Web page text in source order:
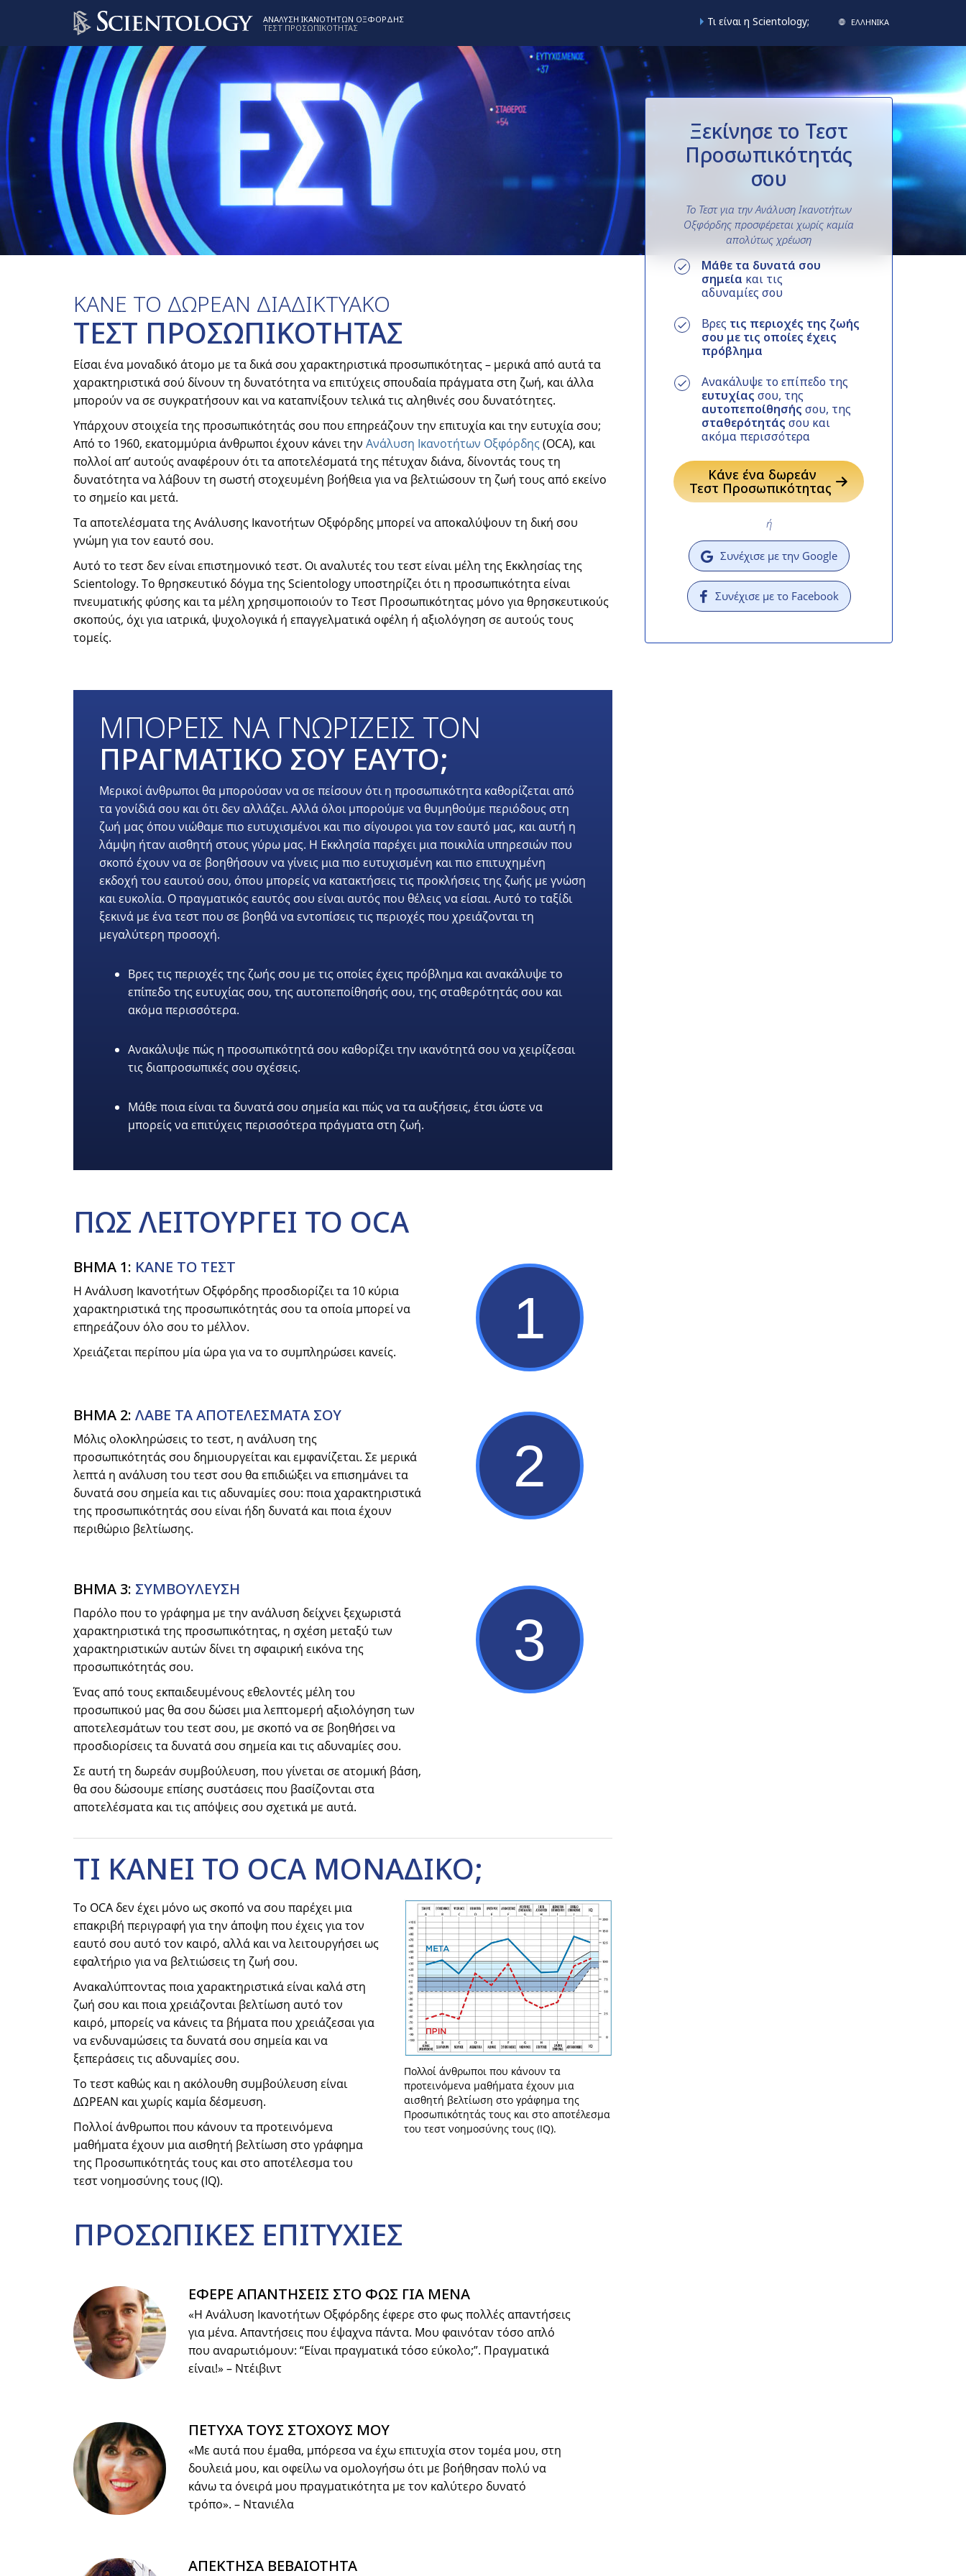
ΑΝΑΛΥΣΗ ΙΚΑΝΟΤΗΤΩΝ ΟΞΦΟΡΔΗΣ
ΤΕΣΤ ΠΡΟΣΩΠΙΚΟΤΗΤΑΣ
Τι είναι η Scientology; ΕΛΛΗΝΙΚA
Ξεκίνησε το Τεστ
Προσωπικότητάς
σου
Το Τεστ για την Ανάλυση Ικανοτήτων
Οξφόρδης προσφέρεται χωρίς καμία
απολύτως χρέωση
Μάθε τα δυνατά σου
σημεία και τις
αδυναμίες σου
Βρες τις περιοχές της ζωής
σου με τις οποίες έχεις
πρόβλημα
Ανακάλυψε το επίπεδο της
ευτυχίας σου, της
αυτοπεποίθησής σου, της
σταθερότητάς σου και
ακόμα περισσότερα
Κάνε ένα δωρεάν
Τεστ Προσωπικότητας
ή
Συνέχισε με την Google
Συνέχισε με το Facebook
ΚΑΝΕ ΤΟ ΔΩΡΕΑΝ ΔΙΑΔΙΚΤΥΑΚΟ
ΤΕΣΤ ΠΡΟΣΩΠΙΚΟΤΗΤΑΣ
Είσαι ένα μοναδικό άτομο με τα δικά σου χαρακτηριστικά προσωπικότητας – μερικά από αυτά τα
χαρακτηριστικά σού δίνουν τη δυνατότητα να επιτύχεις σπουδαία πράγματα στη ζωή, και άλλα
μπορούν να σε συγκρατήσουν και να καταπνίξουν τελικά τις αληθινές σου δυνατότητες.
Υπάρχουν στοιχεία της προσωπικότητάς σου που επηρεάζουν την επιτυχία και την ευτυχία σου;
Από το 1960, εκατομμύρια άνθρωποι έχουν κάνει την Ανάλυση Ικανοτήτων Οξφόρδης (OCA), και
πολλοί απ’ αυτούς αναφέρουν ότι τα αποτελέσματά της πέτυχαν διάνα, δίνοντάς τους τη
δυνατότητα να λάβουν τη σωστή στοχευμένη βοήθεια για να βελτιώσουν τη ζωή τους από εκείνο
το σημείο και μετά.
Τα αποτελέσματα της Ανάλυσης Ικανοτήτων Οξφόρδης μπορεί να αποκαλύψουν τη δική σου
γνώμη για τον εαυτό σου.
Αυτό το τεστ δεν είναι επιστημονικό τεστ. Οι αναλυτές του τεστ είναι μέλη της Εκκλησίας της
Scientology. Το θρησκευτικό δόγμα της Scientology υποστηρίζει ότι η προσωπικότητα είναι
πνευματικής φύσης και τα μέλη χρησιμοποιούν το Τεστ Προσωπικότητας μόνο για θρησκευτικούς
σκοπούς, όχι για ιατρικά, ψυχολογικά ή επαγγελματικά οφέλη ή αξιολόγηση σε αυτούς τους
τομείς.
ΜΠΟΡΕΙΣ ΝΑ ΓΝΩΡΙΖΕΙΣ ΤΟΝ
ΠΡΑΓΜΑΤΙΚΟ ΣΟΥ ΕΑΥΤΟ;
Μερικοί άνθρωποι θα μπορούσαν να σε πείσουν ότι η προσωπικότητα καθορίζεται από
τα γονίδιά σου και ότι δεν αλλάζει. Αλλά όλοι μπορούμε να θυμηθούμε περιόδους στη
ζωή μας όπου νιώθαμε πιο ευτυχισμένοι και πιο σίγουροι για τον εαυτό μας, και αυτή η
λάμψη ήταν αισθητή στους γύρω μας. Η Εκκλησία παρέχει μια ποικιλία υπηρεσιών που
σκοπό έχουν να σε βοηθήσουν να γίνεις μια πιο ευτυχισμένη και πιο επιτυχημένη
εκδοχή του εαυτού σου, όπου μπορείς να κατακτήσεις τις προκλήσεις της ζωής με γνώση
και ευκολία. Ο πραγματικός εαυτός σου είναι αυτός που θέλεις να είσαι. Αυτό το ταξίδι
ξεκινά με ένα τεστ που σε βοηθά να εντοπίσεις τις περιοχές που χρειάζονται τη
μεγαλύτερη προσοχή.
Βρες τις περιοχές της ζωής σου με τις οποίες έχεις πρόβλημα και ανακάλυψε το
επίπεδο της ευτυχίας σου, της αυτοπεποίθησής σου, της σταθερότητάς σου και
ακόμα περισσότερα.
Ανακάλυψε πώς η προσωπικότητά σου καθορίζει την ικανότητά σου να χειρίζεσαι
τις διαπροσωπικές σου σχέσεις.
Μάθε ποια είναι τα δυνατά σου σημεία και πώς να τα αυξήσεις, έτσι ώστε να
μπορείς να επιτύχεις περισσότερα πράγματα στη ζωή.
ΠΩΣ ΛΕΙΤΟΥΡΓΕΙ ΤΟ OCA
ΒΗΜΑ 1: ΚΑΝΕ ΤΟ ΤΕΣΤ
Η Ανάλυση Ικανοτήτων Οξφόρδης προσδιορίζει τα 10 κύρια
χαρακτηριστικά της προσωπικότητάς σου τα οποία μπορεί να
επηρεάζουν όλο σου το μέλλον.
Χρειάζεται περίπου μία ώρα για να το συμπληρώσει κανείς.
1
ΒΗΜΑ 2: ΛΑΒΕ ΤΑ ΑΠΟΤΕΛΕΣΜΑΤΑ ΣΟΥ
Μόλις ολοκληρώσεις το τεστ, η ανάλυση της
προσωπικότητάς σου δημιουργείται και εμφανίζεται. Σε μερικά
λεπτά η ανάλυση του τεστ σου θα επιδιώξει να επισημάνει τα
δυνατά σου σημεία και τις αδυναμίες σου: ποια χαρακτηριστικά
της προσωπικότητάς σου είναι ήδη δυνατά και ποια έχουν
περιθώριο βελτίωσης.
2
ΒΗΜΑ 3: ΣΥΜΒΟYΛΕΥΣΗ
Παρόλο που το γράφημα με την ανάλυση δείχνει ξεχωριστά
χαρακτηριστικά της προσωπικότητας, η σχέση μεταξύ των
χαρακτηριστικών αυτών δίνει τη σφαιρική εικόνα της
προσωπικότητάς σου.
Ένας από τους εκπαιδευμένους εθελοντές μέλη του
προσωπικού μας θα σου δώσει μια λεπτομερή αξιολόγηση των
αποτελεσμάτων του τεστ σου, με σκοπό να σε βοηθήσει να
προσδιορίσεις τα δυνατά σου σημεία και τις αδυναμίες σου.
Σε αυτή τη δωρεάν συμβούλευση, που γίνεται σε ατομική βάση,
θα σου δώσουμε επίσης συστάσεις που βασίζονται στα
αποτελέσματα και τις απόψεις σου σχετικά με αυτά.
3
ΤΙ ΚΑΝΕΙ ΤΟ OCA ΜΟΝΑΔΙΚΟ;
Το OCA δεν έχει μόνο ως σκοπό να σου παρέχει μια
επακριβή περιγραφή για την άποψη που έχεις για τον
εαυτό σου αυτό τον καιρό, αλλά και να λειτουργήσει ως
εφαλτήριο για να βελτιώσεις τη ζωή σου.
Ανακαλύπτοντας ποια χαρακτηριστικά είναι καλά στη
ζωή σου και ποια χρειάζονται βελτίωση αυτό τον
καιρό, μπορείς να κάνεις τα βήματα που χρειάζεσαι για
να ενδυναμώσεις τα δυνατά σου σημεία και να
ξεπεράσεις τις αδυναμίες σου.
Το τεστ καθώς και η ακόλουθη συμβούλευση είναι
ΔΩΡΕΑΝ και χωρίς καμία δέσμευση.
Πολλοί άνθρωποι που κάνουν τα προτεινόμενα
μαθήματα έχουν μια αισθητή βελτίωση στο γράφημα
της Προσωπικότητάς τους και στο αποτέλεσμα του
τεστ νοημοσύνης τους (IQ).
Πολλοί άνθρωποι που κάνουν τα
προτεινόμενα μαθήματα έχουν μια
αισθητή βελτίωση στο γράφημα της
Προσωπικότητάς τους και στο αποτέλεσμα
του τεστ νοημοσύνης τους (IQ).
ΠΡΟΣΩΠΙΚΕΣ ΕΠΙΤΥΧΙΕΣ
ΕΦΕΡΕ ΑΠΑΝΤΗΣΕΙΣ ΣΤΟ ΦΩΣ ΓΙΑ ΜΕΝΑ
«Η Ανάλυση Ικανοτήτων Οξφόρδης έφερε στο φως πολλές απαντήσεις
για μένα. Απαντήσεις που έψαχνα πάντα. Μου φαινόταν τόσο απλό
που αναρωτιόμουν: “Είναι πραγματικά τόσο εύκολο;”. Πραγματικά
είναι!» – Ντέιβιντ
ΠΕΤΥΧΑ ΤΟΥΣ ΣΤΟΧΟΥΣ ΜΟΥ
«Με αυτά που έμαθα, μπόρεσα να έχω επιτυχία στον τομέα μου, στη
δουλειά μου, και οφείλω να ομολογήσω ότι με βοήθησαν πολύ να
κάνω τα όνειρά μου πραγματικότητα με τον καλύτερο δυνατό
τρόπο». – Ντανιέλα
ΑΠΕΚΤΗΣΑ ΒΕΒΑΙΟΤΗΤΑ